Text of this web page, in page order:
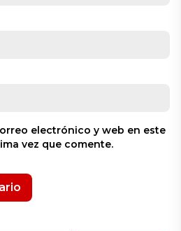
electrónico y web en este
vez que comente.